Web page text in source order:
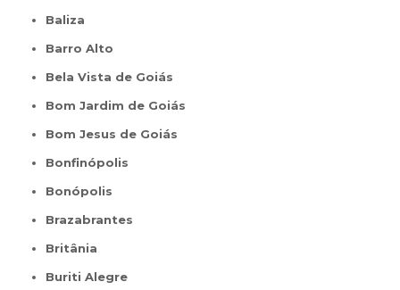
Baliza
Barro Alto
Bela Vista de Goiás
Bom Jardim de Goiás
Bom Jesus de Goiás
Bonfinópolis
Bonópolis
Brazabrantes
Britânia
Buriti Alegre